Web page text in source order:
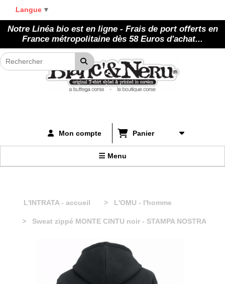
Notre Linéa bio est en ligne - Frais de port offerts en
France métropolitaine dès 58 Euros d'achat...
Mon compte Panier
Menu
L'INTRATA - accueil L'OMU - l'homme
Sweat zippé MONTE CINTU noir - STAMPA NOSTRA
Langue ▼